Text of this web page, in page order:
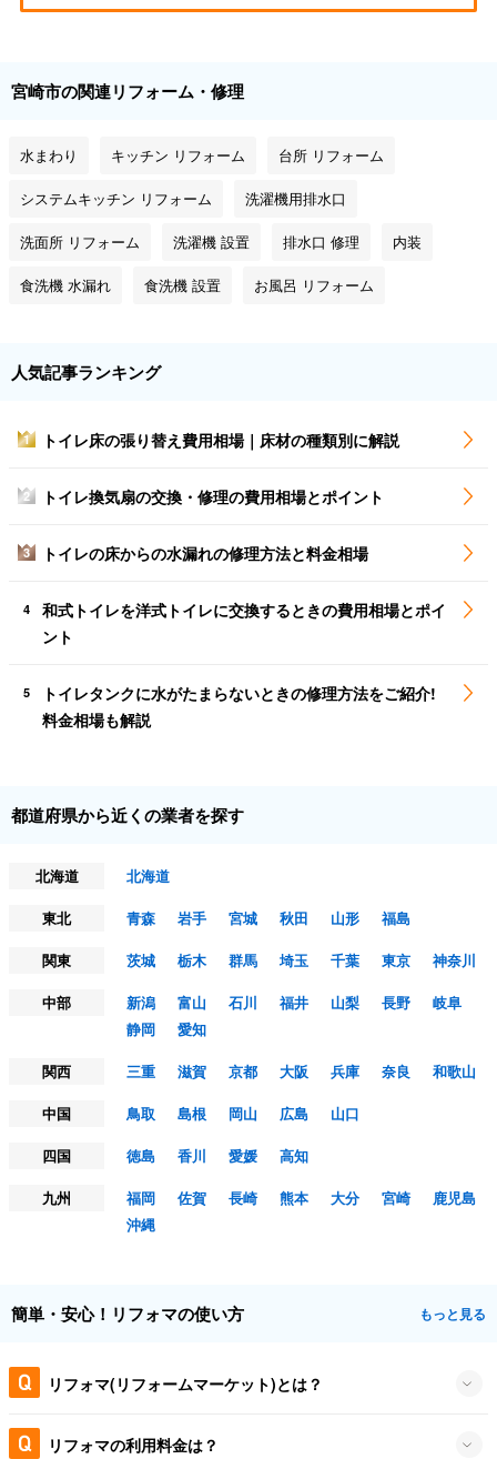
宮崎市の関連リフォーム・修理
水まわり キッチン リフォーム 台所 リフォーム
システムキッチン リフォーム 洗濯機用排水口
洗面所 リフォーム 洗濯機 設置 排水口 修理 内装
食洗機 水漏れ 食洗機 設置 お風呂 リフォーム
人気記事ランキング
1 トイレ床の張り替え費用相場｜床材の種類別に解説
2 トイレ換気扇の交換・修理の費用相場とポイント
3 トイレの床からの水漏れの修理方法と料金相場
4
和式トイレを洋式トイレに交換するときの費用相場とポイ
ント
5
トイレタンクに水がたまらないときの修理方法をご紹介!
料金相場も解説
都道府県から近くの業者を探す
北海道
北海道
東北
青森 岩手 宮城 秋田 山形
福島
関東
茨城 栃木 群馬 埼玉 千葉 東京
神奈川
中部
新潟 富山 石川 福井 山梨 長野
岐阜
静岡
愛知
関西
三重 滋賀 京都 大阪 兵庫 奈良
和歌山
中国
鳥取 島根 岡山 広島
山口
四国
徳島 香川 愛媛
高知
九州
福岡 佐賀 長崎 熊本 大分 宮崎
鹿児島
沖縄
簡単・安心！リフォマの使い方 もっと見る
リフォマ(リフォームマーケット)とは？
リフォマの利用料金は？